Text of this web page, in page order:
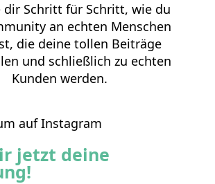
dir Schritt für Schritt, wie du
an echten Menschen
die deine tollen Beiträge
und schließlich zu echten
Kunden werden.
jetzt deine